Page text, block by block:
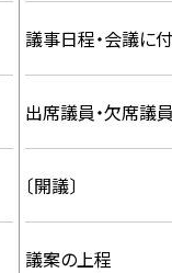
議事日程・会議に
出席議員・欠席議
〔開議〕
議案の上程